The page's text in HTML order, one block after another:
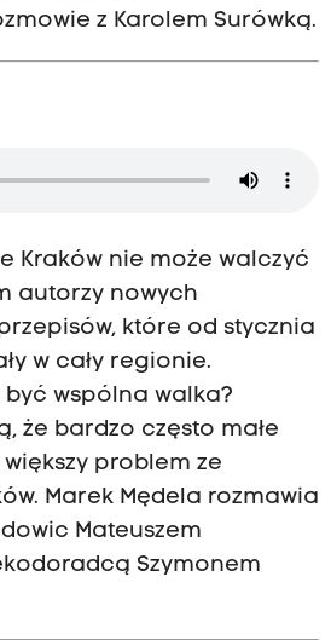
z Karolem Surówką.
Kraków nie może walczyć
autorzy nowych
które od stycznia
w cały regionie.
wspólna walka?
że bardzo często małe
problem ze
Marek Mędela rozmawia
Mateuszem
Szymonem